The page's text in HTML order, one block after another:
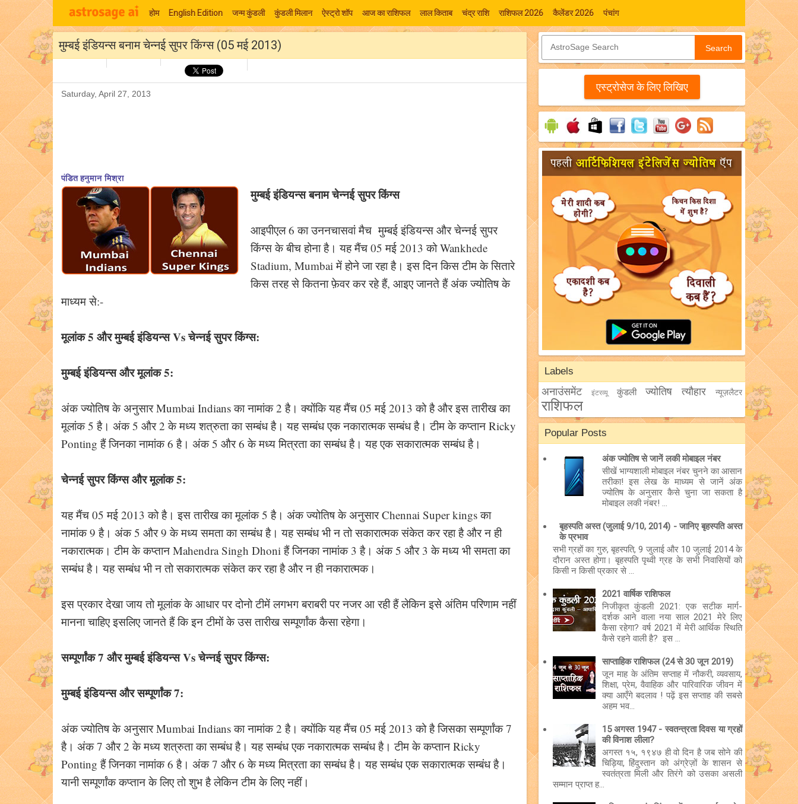
होम English Edition जन्म कुंडली कुंडली मिलान ऐस्ट्रो शॉप आज का राशिफल लाल किताब चंद्र राशि राशिफल 2026 कैलेंडर 2026 पंचांग
मुम्बई इंडियन्स बनाम चेन्नई सुपर किंग्स (05 मई 2013)
Saturday, April 27, 2013
पंडित हनुमान मिश्रा
मुम्बई इंडियन्स बनाम चेन्नई सुपर किंग्स
आइपीएल 6 का उननचासवां मैच मुम्बई इंडियन्स और चेन्नई सुपर
किंग्स के बीच होना है। यह मैंच 05 मई 2013 को Wankhede
Stadium, Mumbai में होने जा रहा है। इस दिन किस टीम के सितारे
किस तरह से कितना फ़ेवर कर रहे हैं, आइए जानते हैं अंक ज्योतिष के
माध्यम से:-
मूलांक 5 और मुम्बई इंडियन्स Vs चेन्नई सुपर किंग्स:
मुम्बई इंडियन्स और मूलांक 5:
अंक ज्योतिष के अनुसार Mumbai Indians का नामांक 2 है। क्योंकि यह मैंच 05 मई 2013 को है और इस तारीख का
मूलांक 5 है। अंक 5 और 2 के मध्य शत्रुता का सम्बंध है। यह सम्बंध एक नकारात्मक सम्बंध है। टीम के कप्तान Ricky
Ponting हैं जिनका नामांक 6 है। अंक 5 और 6 के मध्य मित्रता का सम्बंध है। यह एक सकारात्मक सम्बंध है।
चेन्नई सुपर किंग्स और मूलांक 5:
यह मैंच 05 मई 2013 को है। इस तारीख का मूलांक 5 है। अंक ज्योतिष के अनुसार Chennai Super kings का
नामांक 9 है। अंक 5 और 9 के मध्य समता का सम्बंध है। यह सम्बंध भी न तो सकारात्मक संकेत कर रहा है और न ही
नकारात्मक। टीम के कप्तान Mahendra Singh Dhoni हैं जिनका नामांक 3 है। अंक 5 और 3 के मध्य भी समता का
सम्बंध है। यह सम्बंध भी न तो सकारात्मक संकेत कर रहा है और न ही नकारात्मक।
इस प्रकार देखा जाय तो मूलांक के आधार पर दोनो टीमें लगभग बराबरी पर नजर आ रही हैं लेकिन इसे अंतिम परिणाम नहीं
मानना चाहिए इसलिए जानते हैं कि इन टीमों के उस तारीख सम्पूर्णांक कैसा रहेगा।
सम्पूर्णांक 7 और मुम्बई इंडियन्स Vs चेन्नई सुपर किंग्स:
मुम्बई इंडियन्स और सम्पूर्णांक 7:
अंक ज्योतिष के अनुसार Mumbai Indians का नामांक 2 है। क्योंकि यह मैंच 05 मई 2013 को है जिसका सम्पूर्णांक 7
है। अंक 7 और 2 के मध्य शत्रुता का सम्बंध है। यह सम्बंध एक नकारात्मक सम्बंध है। टीम के कप्तान Ricky
Ponting हैं जिनका नामांक 6 है। अंक 7 और 6 के मध्य मित्रता का सम्बंध है। यह सम्बंध एक सकारात्मक सम्बंध है।
यानी सम्पूर्णांक कप्तान के लिए तो शुभ है लेकिन टीम के लिए नहीं।
Search
एस्‍ट्रोसेज के लिए लिखिए
Labels
अनाउंसमेंट इंटरव्यू कुंडली ज्योतिष त्यौहार न्यूज़लैटर
राशिफल
Popular Posts
अंक ज्योतिष से जानें लकी मोबाइल नंबर
सीखें भाग्यशाली मोबाइल नंबर चुनने का आसान
तरीका! इस लेख के माध्यम से जानें अंक
ज्योतिष के अनुसार कैसे चुना जा सकता है
मोबाइल लकी नंबर! ...
बृहस्पति अस्त (जुलाई 9/10, 2014) - जानिए बृहस्पति अस्त
के प्रभाव
सभी ग्रहों का गुरु, बृहस्पति, 9 जुलाई और 10 जुलाई 2014 के
दौरान अस्त होगा। बृहस्पति पृथ्वी ग्रह के सभी निवासियों को
किसी न किसी प्रकार से ...
2021 वार्षिक राशिफल
निजीकृत कुंडली 2021: एक सटीक मार्ग-
दर्शक आने वाला नया साल 2021 मेरे लिए
कैसा रहेगा? वर्ष 2021 में मेरी आर्थिक स्थिति
कैसे रहने वाली है? इस ...
साप्ताहिक राशिफल (24 से 30 जून 2019)
जून माह के अंतिम सप्ताह में नौकरी, व्यवसाय,
शिक्षा, प्रेम, वैवाहिक और पारिवारिक जीवन में
क्या आएँगे बदलाव ! पढ़ें इस सप्ताह की सबसे
अहम भव...
15 अगस्त 1947 - स्वतन्त्रता दिवस या ग्रहों
की विनाश लीला?
अगस्त १५, १९४७ ही वो दिन है जब सोने की
चिड़िया, हिंदुस्तान को अंग्रेज़ों के शासन से
स्वतंत्रता मिली और तिरंगे को उसका असली
सम्मान प्राप्त ह...